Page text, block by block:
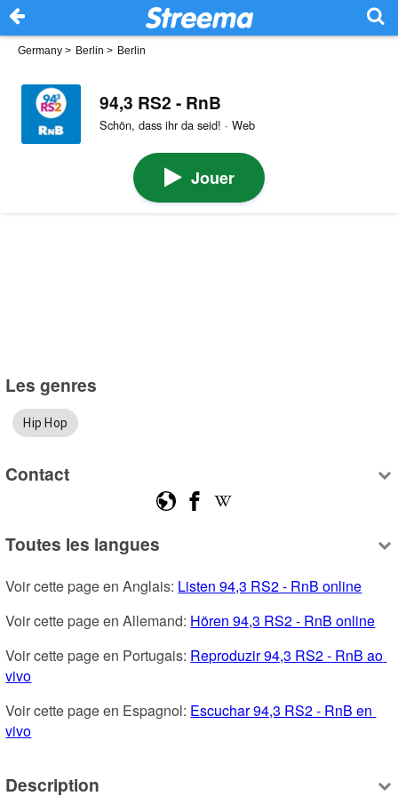
Germany > Berlin > Berlin
94,3 RS2 - RnB
Schön, dass ihr da seid! · Web
Jouer
Les genres
Hip Hop
Contact
Toutes les langues
Voir cette page en Anglais: Listen 94,3 RS2 - RnB online
Voir cette page en Allemand: Hören 94,3 RS2 - RnB online
Voir cette page en Portugais: Reproduzir 94,3 RS2 - RnB ao
vivo
Voir cette page en Espagnol: Escuchar 94,3 RS2 - RnB en
vivo
Description